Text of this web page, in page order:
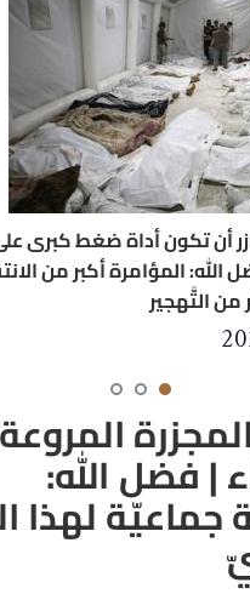
أن تكون أداة ضغط كبرى
المؤامرة أكبر من
التَّهجير
| فضل الله:
جماعيّة لهذا